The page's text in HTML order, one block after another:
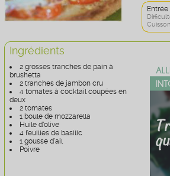
Entrée
Ingrédients
2 grosses tranches de pain à
brushetta
2 tranches de jambon cru
4 tomates à cocktail coupées en
deux
2 tomates
1 boule de mozzarella
Huile d’olive
4 feuilles de basilic
1 gousse d’ail
Poivre